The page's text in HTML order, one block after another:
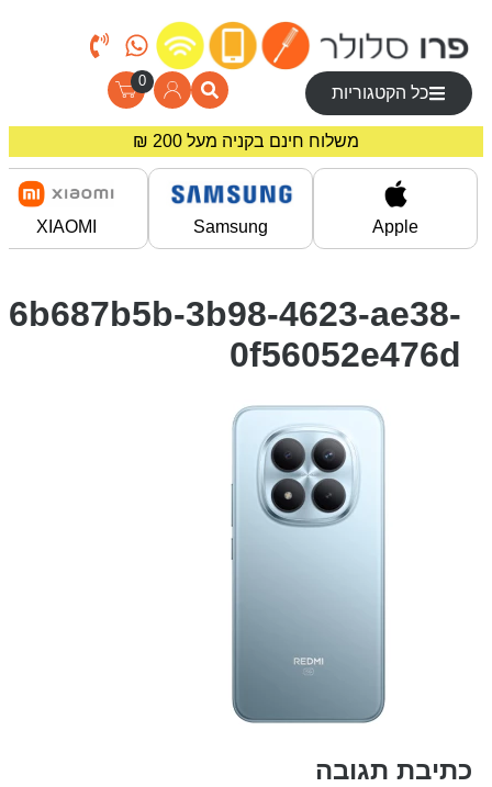
כל הקטגוריות
0
משלוח חינם בקניה מעל 200 ₪
מחירים מיוחדים לרוכשים באתר!
Apple
Samsung
XIAOMI
6b687b5b-3b98-4623-ae38-
0f56052e476d
תגובה